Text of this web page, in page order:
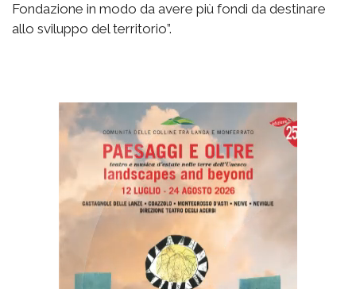
Fondazione in modo da avere più fondi da destinare
allo sviluppo del territorio”.